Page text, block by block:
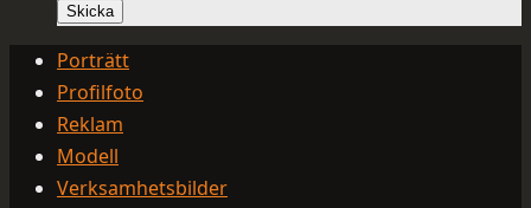
Skicka
Porträtt
Profilfoto
Reklam
Modell
Verksamhetsbilder